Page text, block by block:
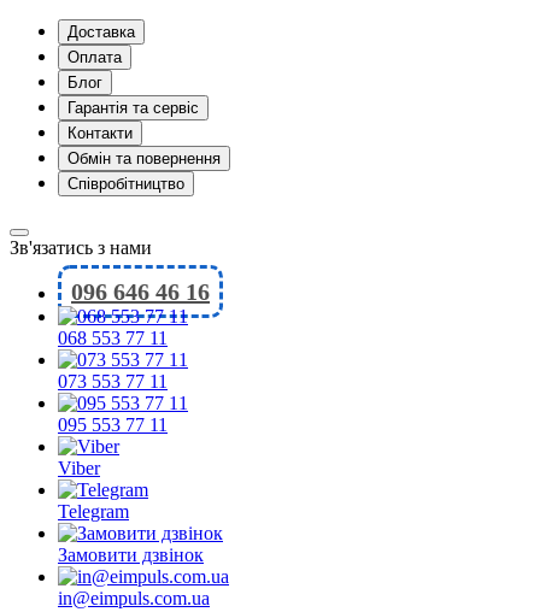
Доставка
Оплата
Блог
Гарантія та сервіс
Контакти
Обмін та повернення
Співробітництво
Зв'язатись з нами
096 646 46 16
068 553 77 11
073 553 77 11
095 553 77 11
Viber
Telegram
Замовити дзвінок
in@eimpuls.com.ua